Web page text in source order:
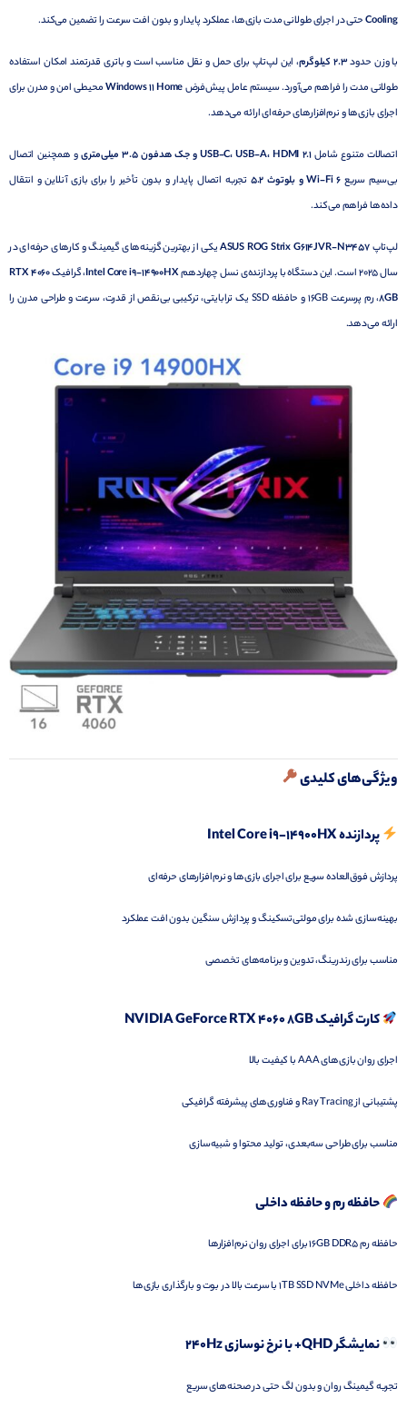
Coolingحتی در اجرای طولانی مدت بازی‌ها، عملکرد پایدار و بدون افت سرعت را تضمین می‌کند.
با وزن حدود2.3 کیلوگرم
، این لپ‌تاپ برای حمل و نقل مناسب است و باتری قدرتمند امکان استفاده
طولانی مدت را فراهم می‌آورد. سیستم عامل پیش‌فرضWindows 11 Homeمحیطی امن و مدرن برای
اجرای بازی‌ها و نرم‌افزارهای حرفه‌ای ارائه می‌دهد.
اتصالات متنوع شاملUSB-C، USB-A، HDMI 2.1 و جک هدفون 3.5 میلی‌متری
و همچنین اتصال
بی‌سیم سریع Wi-Fi 6 و بلوتوث 5.2
تجربه اتصال پایدار و بدون تأخیر را برای بازی آنلاین و انتقال
داده‌ها فراهم می‌کند.
لپ‌تاپASUS ROG Strix G614JVR-N3457یکی از بهترین گزینه‌های گیمینگ و کارهای حرفه‌ای در
سال 2025 است. این دستگاه با پردازنده‌ی نسل چهاردهم
Intel Core i9-14900HX، گرافیکRTX 4060
8GB
، رم پرسرعت 16GB و حافظه SSD یک ترابایتی، ترکیبی بی‌نقص از قدرت، سرعت و طراحی مدرن را
ارائه می‌دهد.
ویژگی‌های کلیدی
پردازنده Intel Core i9-14900HX
پردازش فوق‌العاده سریع برای اجرای بازی‌ها و نرم‌افزارهای حرفه‌ای
بهینه‌سازی شده برای مولتی‌تسکینگ و پردازش سنگین بدون افت عملکرد
مناسب برای رندرینگ، تدوین و برنامه‌های تخصصی
کارت گرافیک NVIDIA GeForce RTX 4060 8GB
اجرای روان بازی‌های AAA با کیفیت بالا
پشتیبانی از Ray Tracing و فناوری‌های پیشرفته گرافیکی
مناسب برای طراحی سه‌بعدی، تولید محتوا و شبیه‌سازی
حافظه رم و حافظه داخلی
حافظه رم 16GB DDR5 برای اجرای روان نرم‌افزارها
حافظه داخلی 1TB SSD NVMe با سرعت بالا در بوت و بارگذاری بازی‌ها
نمایشگر QHD+ با نرخ نوسازی 240Hz
تجربه گیمینگ روان و بدون لگ حتی در صحنه‌های سریع